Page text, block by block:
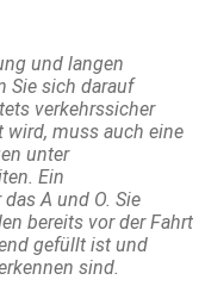
und langen
Sie sich darauf
verkehrssicher
wird, muss auch eine
unter
Ein
A und O. Sie
bereits vor der Fahrt
gefüllt ist und
sind.